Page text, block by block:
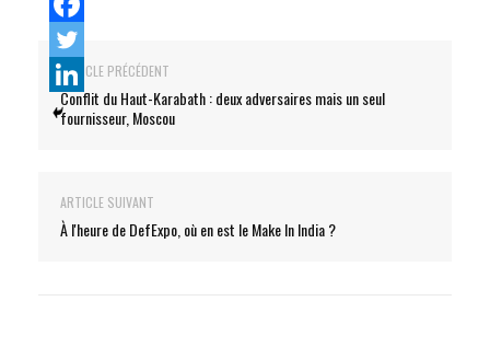
ARTICLE PRÉCÉDENT
Conflit du Haut-Karabath : deux adversaires mais un seul
fournisseur, Moscou
ARTICLE SUIVANT
À l'heure de DefExpo, où en est le Make In India ?